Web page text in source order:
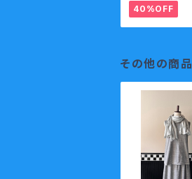
40%OFF
その他の商品